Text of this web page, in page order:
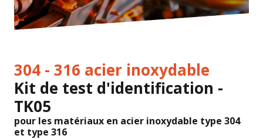
304 - 316 acier inoxydable
Kit de test d'identification -
TK05
pour les matériaux en acier inoxydable type 304
et type 316